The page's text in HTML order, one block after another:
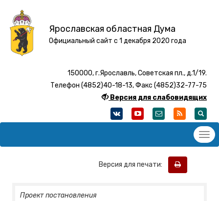
Ярославская областная Дума
Официальный сайт с 1 декабря 2020 года
150000, г.Ярославль, Советская пл., д.1/19.
Телефон (4852)40-18-13, Факс (4852)32-77-75
Версия для слабовидящих
Версия для печати:
Проект постановления